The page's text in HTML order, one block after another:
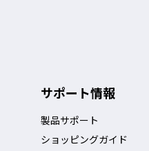
サポート情報
製品サポート
ショッピングガイド